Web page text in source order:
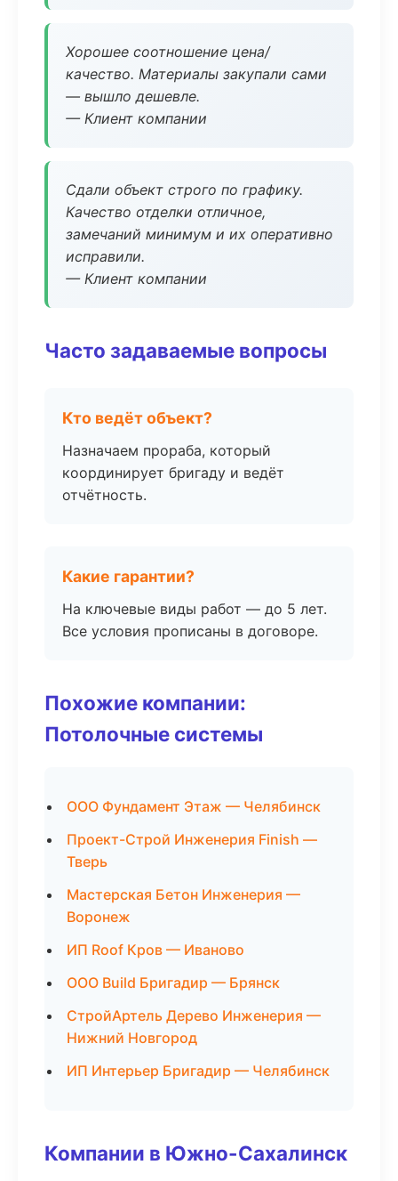
Хорошее соотношение цена/
качество. Материалы закупали сами
— вышло дешевле.
— Клиент компании
Сдали объект строго по графику.
Качество отделки отличное,
замечаний минимум и их оперативно
исправили.
— Клиент компании
Часто задаваемые вопросы
Кто ведёт объект?
Назначаем прораба, который
координирует бригаду и ведёт
отчётность.
Какие гарантии?
На ключевые виды работ — до 5 лет.
Все условия прописаны в договоре.
Похожие компании:
Потолочные системы
ООО Фундамент Этаж — Челябинск
Проект-Строй Инженерия Finish —
Тверь
Мастерская Бетон Инженерия —
Воронеж
ИП Roof Кров — Иваново
ООО Build Бригадир — Брянск
СтройАртель Дерево Инженерия —
Нижний Новгород
ИП Интерьер Бригадир — Челябинск
Компании в Южно-Сахалинск